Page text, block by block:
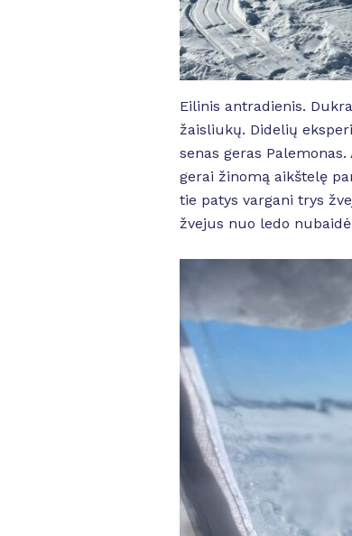
Eilinis antradienis.
žaisliukų. Didelių
senas geras
gerai žinomą aikštelę
tie patys vargani trys
žvejus nuo ledo